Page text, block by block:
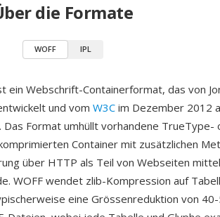
die Formate
WOFF IPL
ein Webschrift-Containerformat, das von
und vom W3C im Dezember 2012
Format umhüllt vorhandene TrueType-
Container mit zusätzlichen
über HTTP als Teil von Webseiten
WOFF wendet zlib-Kompression auf
eine Grössenreduktion von